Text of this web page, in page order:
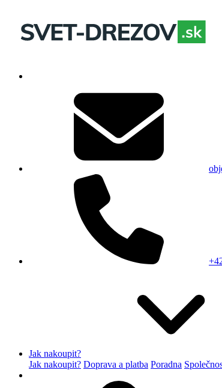
Jak nakoupit?
Jak nakoupit? Doprava a platba Poradna